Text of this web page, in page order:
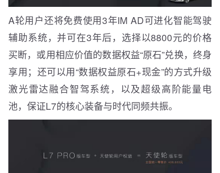
A轮用户还将免费使用3年IM AD可进化智能驾驶
辅助系统，并可在3年后，选择以8800元的价格
买断，或用相应价值的数据权益“原石”兑换，终身
享用；还可以用“数据权益原石+现金”的方式升级
激光雷达融合智驾系统，以及超级高阶能量电
池，保证L7的核心装备与时代同频共振。